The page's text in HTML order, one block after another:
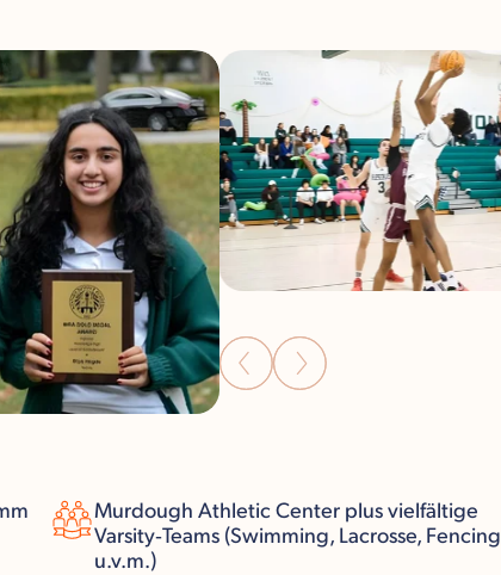
Murdough Athletic Center plus vielfältige
Varsity‑Teams (Swimming, Lacrosse, Fencing
u.v.m.)